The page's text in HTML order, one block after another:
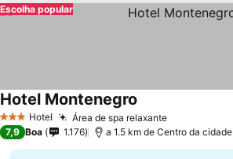
Escolha popular
3 EstrelasHotel Área de spa relaxanteVer preços
Hotel Montenegro
7,9 Boa 1.176 a 1.5 km de Centro da cidade